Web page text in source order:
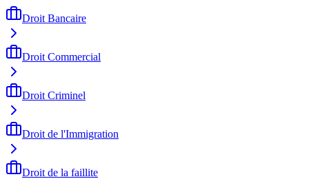
Droit Bancaire
Droit Commercial
Droit Criminel
Droit de l'Immigration
Droit de la faillite